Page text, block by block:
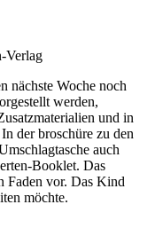
Verlag
nächste Woche noch
werden,
und in
der broschüre zu den
auch
Booklet. Das
Faden vor. Das Kind
möchte.